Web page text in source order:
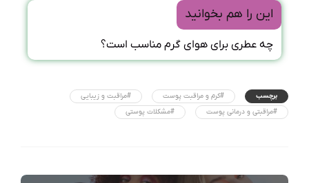
این را هم بخوانید
چه عطری برای هوای گرم مناسب است؟
برچسب #کرم و مراقبت پوست
#مراقبت و زیبایی
#مراقبتی و درمانی پوست
#مشکلات پوستی